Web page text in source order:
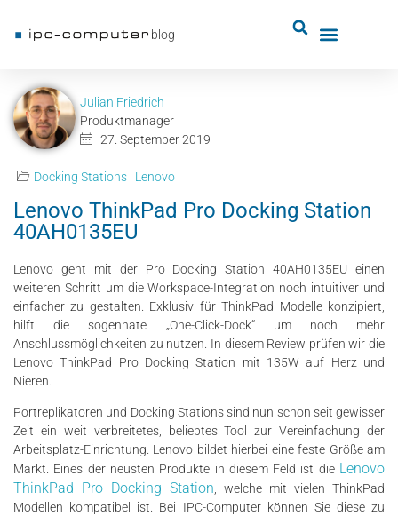
blog
Julian Friedrich
Produktmanager
27. September 2019
Docking Stations| Lenovo
Lenovo ThinkPad Pro Docking Station
40AH0135EU
Lenovo geht mit der Pro Docking Station 40AH0135EU einen
weiteren Schritt um die Workspace-Integration noch intuitiver und
einfacher zu gestalten. Exklusiv für ThinkPad Modelle konzipiert,
hilft die sogennate „One-Click-Dock“ um noch mehr
Anschlussmöglichkeiten zu nutzen. In diesem Review prüfen wir die
Lenovo ThinkPad Pro Docking Station mit 135W auf Herz und
Nieren.
Portreplikatoren und Docking Stations sind nun schon seit gewisser
Zeit ein weit verbreitetes, beliebtes Tool zur Vereinfachung der
Arbeitsplatz-Einrichtung. Lenovo bildet hierbei eine feste Größe am
Markt. Eines der neusten Produkte in diesem Feld ist die Lenovo
ThinkPad Pro Docking Station, welche mit vielen ThinkPad
Modellen kompatibel ist. Bei IPC-Computer können Sie diese zu